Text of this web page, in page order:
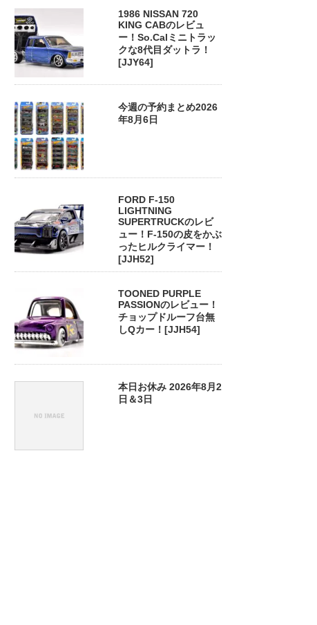
1986 NISSAN 720
KING CABのレビュ
ー！So.Calミニトラッ
クな8代目ダットラ！
[JJY64]
今週の予約まとめ2026
年8月6日
FORD F-150
LIGHTNING
SUPERTRUCKのレビ
ュー！F-150の皮をかぶ
ったヒルクライマー！
[JJH52]
TOONED PURPLE
PASSIONのレビュー！
チョップドルーフ台無
しQカー！[JJH54]
本日お休み 2026年8月2
日＆3日